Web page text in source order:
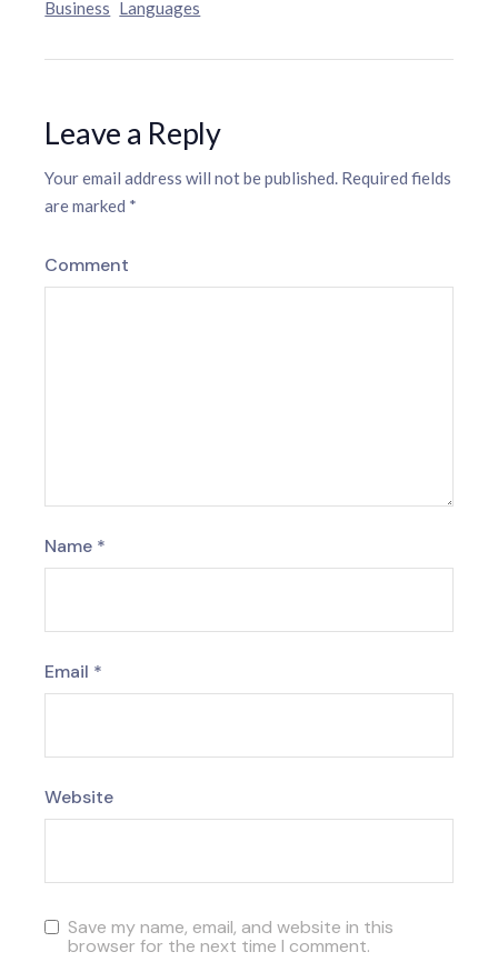
Business Languages
Leave a Reply
Your email address will not be published. Required fields
are marked *
Comment
Name *
Email *
Website
Save my name, email, and website in this
browser for the next time I comment.